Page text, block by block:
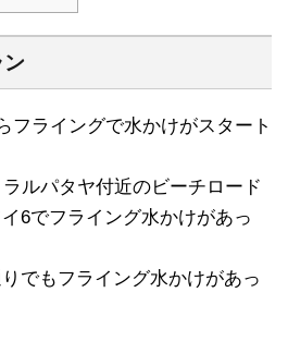
フライングで水かけがスタート
ルパタヤ付近のビーチロード
6でフライング水かけがあっ
でもフライング水かけがあっ